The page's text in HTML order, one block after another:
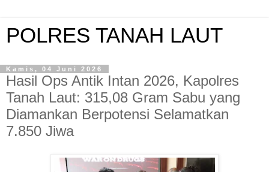
POLRES TANAH LAUT
Kamis, 04 Juni 2026
Hasil Ops Antik Intan 2026, Kapolres
Tanah Laut: 315,08 Gram Sabu yang
Diamankan Berpotensi Selamatkan
7.850 Jiwa